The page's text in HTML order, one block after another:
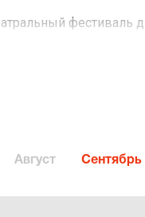
фестиваль
названием «Шесть
режиссер и актеры
– появились у
в XIXвеке для
Именно
Август Сентябрь